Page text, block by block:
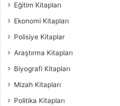
Eğitim Kitapları
Ekonomi Kitapları
Polisiye Kitaplar
Araştırma Kitapları
Biyografi Kitapları
Mizah Kitapları
Politika Kitapları